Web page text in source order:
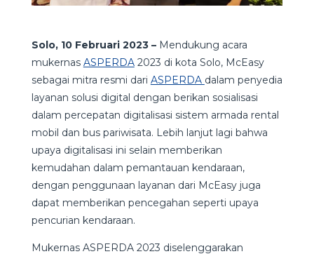
Solo, 10 Februari 2023 – Mendukung acara
mukernas ASPERDA2023 di kota Solo, McEasy
sebagai mitra resmi dari ASPERDA dalam penyedia
layanan solusi digital dengan berikan sosialisasi
dalam percepatan digitalisasi sistem armada rental
mobil dan bus pariwisata. Lebih lanjut lagi bahwa
upaya digitalisasi ini selain memberikan
kemudahan dalam pemantauan kendaraan,
dengan penggunaan layanan dari McEasy juga
dapat memberikan pencegahan seperti upaya
pencurian kendaraan.
Mukernas ASPERDA 2023 diselenggarakan